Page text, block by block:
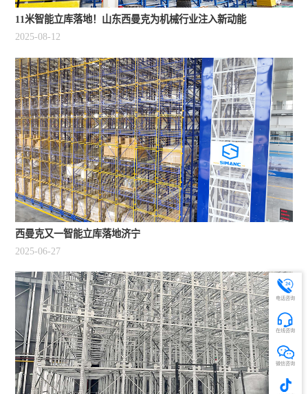
电话咨询
在线咨询
微信咨询
11米智能立库落地！山东西曼克为机械行业注入新动能
2025-08-12
西曼克又一智能立库落地济宁
2025-06-27